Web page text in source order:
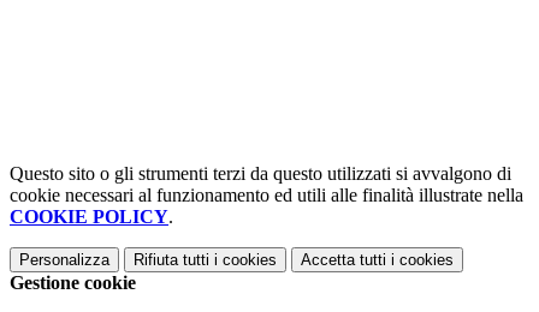
Questo sito o gli strumenti terzi da questo utilizzati si avvalgono di
cookie necessari al funzionamento ed utili alle finalità illustrate nella
COOKIE POLICY.
Personalizza Rifiuta tutti i cookies Accetta tutti i cookies
Gestione cookie